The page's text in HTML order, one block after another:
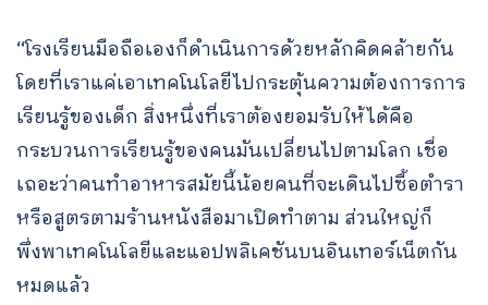
“โรงเรียนมือถือเองก็ดำเนินการด้วยหลักคิดคล้ายกัน
โดยที่เราแค่เอาเทคโนโลยีไปกระตุ้นความต้องการการ
เรียนรู้ของเด็ก สิ่งหนึ่งที่เราต้องยอมรับให้ได้คือ
กระบวนการเรียนรู้ของคนมันเปลี่ยนไปตามโลก เชื่อ
เถอะว่าคนทำอาหารสมัยนี้น้อยคนที่จะเดินไปซื้อตำรา
หรือสูตรตามร้านหนังสือมาเปิดทำตาม ส่วนใหญ่ก็
พึ่งพาเทคโนโลยีและแอปพลิเคชันบนอินเทอร์เน็ตกัน
หมดแล้ว